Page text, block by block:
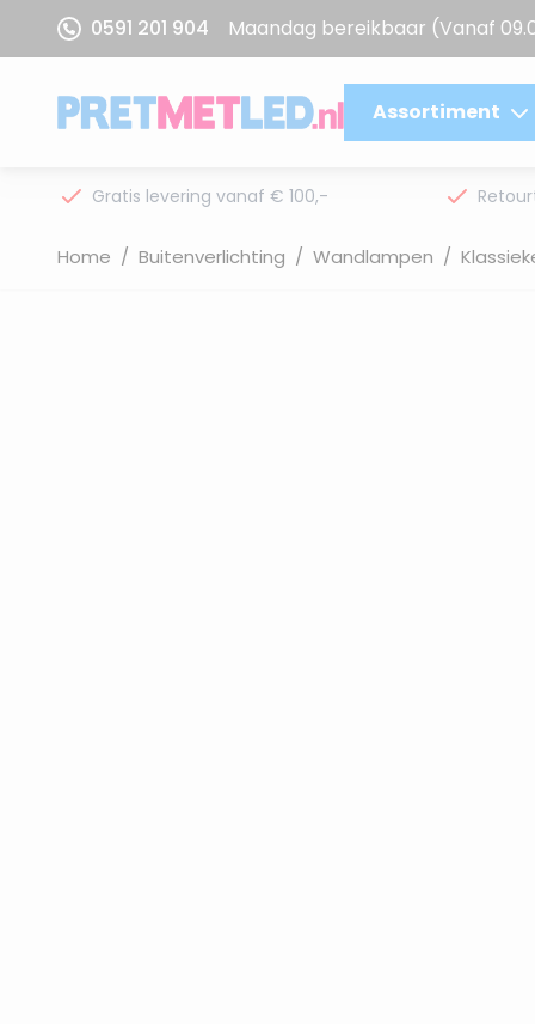
Ga naar de inhoud
0591 201 904 Maandag bereikbaar (Vanaf
Assortiment
Gratis levering vanaf € 100,-
Home / Buitenverlichting / Wandlampen /